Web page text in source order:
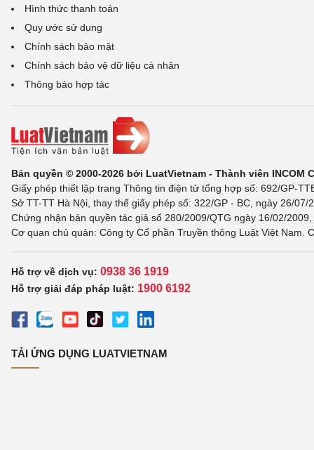
Hình thức thanh toán
Quy ước sử dụng
Chính sách bảo mật
Chính sách bảo vệ dữ liệu cá nhân
Thông báo hợp tác
Bản quyền © 2000-2026 bởi LuatVietnam - Thành viên INCOM
Giấy phép thiết lập trang Thông tin điện tử tổng hợp số: 692/GP-
Sở TT-TT Hà Nội, thay thế giấy phép số: 322/GP - BC, ngày 26/
Chứng nhận bản quyền tác giả số 280/2009/QTG ngày 16/02/
Cơ quan chủ quản: Công ty Cổ phần Truyền thông Luật Việt Nam.
Hỗ trợ về dịch vụ: 0938 36 1919
Hỗ trợ giải đáp pháp luật: 1900 6192
TẢI ỨNG DỤNG LUATVIETNAM